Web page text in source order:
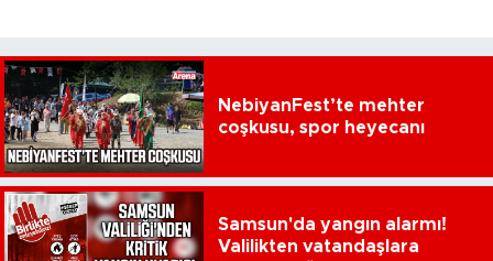
NebiyanFest’te mehter
coşkusu, spor heyecanı
Samsun'da yangın alarmı!
Valilikten vatandaşlara